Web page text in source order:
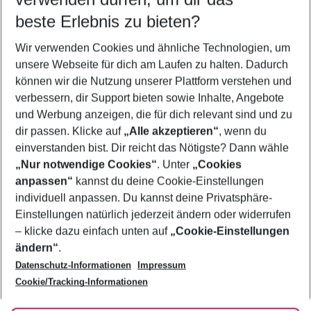
5-8 Nächte
2 Erwachsene Keine Kinder
Mehr Filter anzeigen
Footer
Footer navigation
Über uns
AGB
Bestpreisgarantie
Cookie-Einstellungen ändern
Cookie-Richtlinie
Agenturbetreuung
Barrierefreies Reisen
Folge uns
beste Erlebnis zu bieten?
Wir verwenden Cookies und ähnliche Technologien, um
unsere Webseite für dich am Laufen zu halten. Dadurch
können wir die Nutzung unserer Plattform verstehen und
verbessern, dir Support bieten sowie Inhalte, Angebote
und Werbung anzeigen, die für dich relevant sind und zu
dir passen. Klicke auf „Alle akzeptieren“, wenn du
einverstanden bist. Dir reicht das Nötigste? Dann wähle
„Nur notwendige Cookies“. Unter „Cookies
anpassen“ kannst du deine Cookie-Einstellungen
individuell anpassen. Du kannst deine Privatsphäre-
Einstellungen natürlich jederzeit ändern oder widerrufen
– klicke dazu einfach unten auf „Cookie-Einstellungen
ändern“.
Datenschutz-Informationen
Impressum
Cookie/Tracking-Informationen